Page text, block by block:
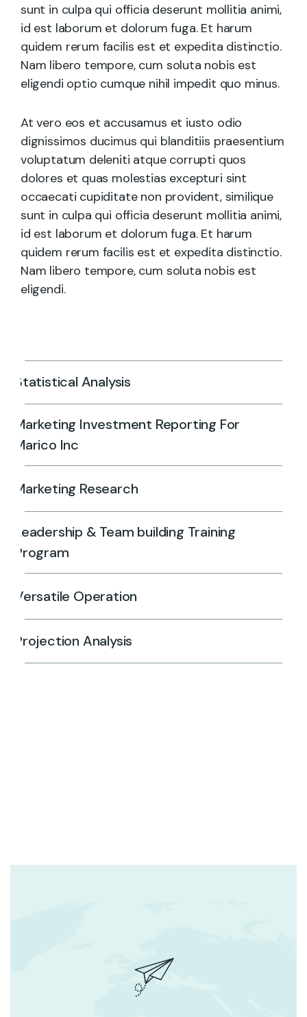
sunt in culpa qui officia deserunt mollitia animi,
id est laborum et dolorum fuga. Et harum
quidem rerum facilis est et expedita distinctio.
Nam libero tempore, cum soluta nobis est
eligendi optio cumque nihil impedit quo minus.
At vero eos et accusamus et iusto odio
dignissimos ducimus qui blanditiis praesentium
voluptatum deleniti atque corrupti quos
dolores et quas molestias excepturi sint
occaecati cupiditate non provident, similique
sunt in culpa qui officia deserunt mollitia animi,
id est laborum et dolorum fuga. Et harum
quidem rerum facilis est et expedita distinctio.
Nam libero tempore, cum soluta nobis est
eligendi.
Statistical Analysis
Marketing Investment Reporting For
Marico Inc
Marketing Research
Leadership & Team building Training
Program
Versatile Operation
Projection Analysis